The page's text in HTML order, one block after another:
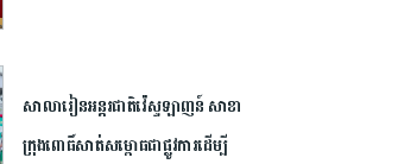
សាលារៀន​អន្តរជាតិ​វ៉េស្ទឡាញន៍​ ​សាខា​
ក្រុង​ពោធិ៍សាត់​សម្ពោធ​ជា​ផ្លូវការ​​ដើម្បី​